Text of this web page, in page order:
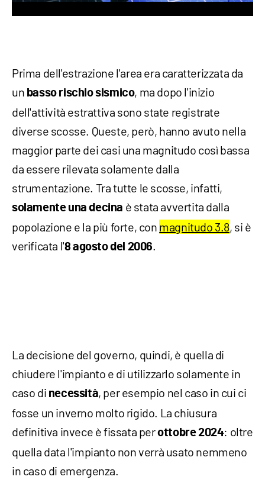
Prima dell'estrazione l'area era caratterizzata da
un basso rischio sismico, ma dopo l'inizio
dell'attività estrattiva sono state registrate
diverse scosse. Queste, però, hanno avuto nella
maggior parte dei casi una magnitudo così bassa
da essere rilevata solamente dalla
strumentazione. Tra tutte le scosse, infatti,
solamente una decina è stata avvertita dalla
popolazione e la più forte, con magnitudo 3.8, si è
verificata l'8 agosto del 2006
La decisione del governo, quindi, è quella di
chiudere l'impianto e di utilizzarlo solamente in
caso di necessità, per esempio nel caso in cui ci
fosse un inverno molto rigido. La chiusura
definitiva invece è fissata perottobre2024: oltre
quella data l'impianto non verrà usato nemmeno
in caso di emergenza.